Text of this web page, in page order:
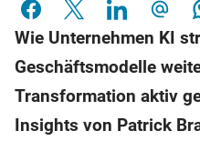
Wie Unternehmen KI
Geschäftsmodelle
Transformation aktiv
Insights von Patrick